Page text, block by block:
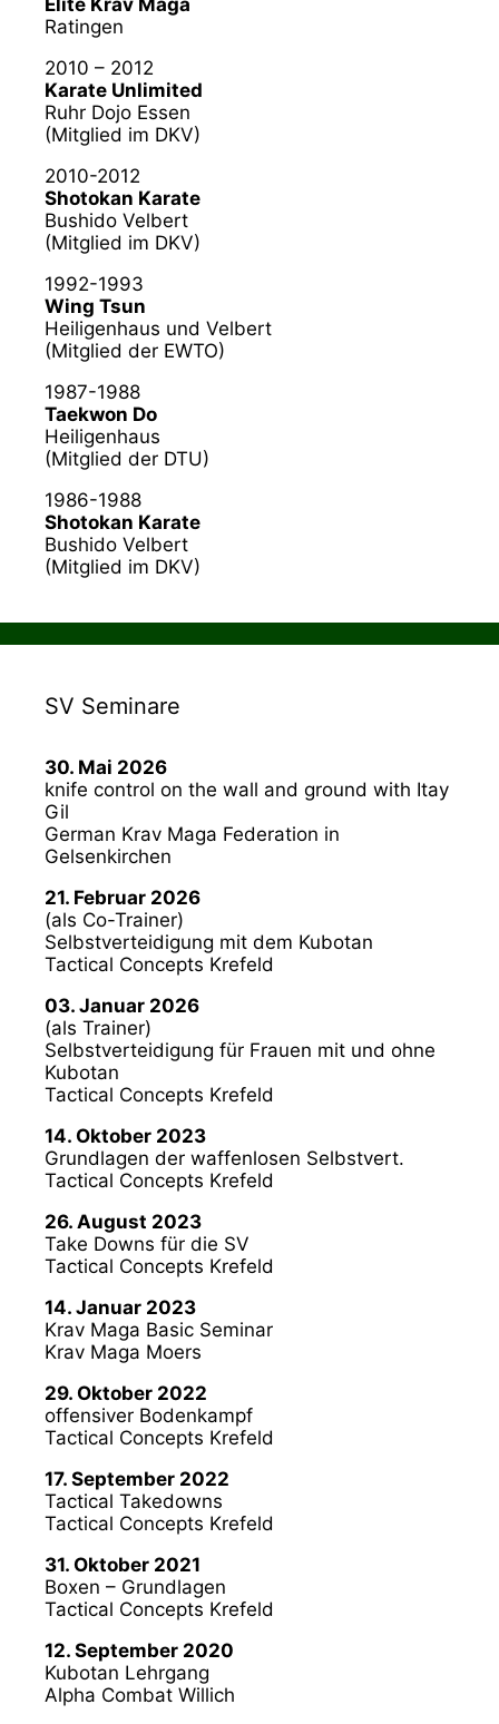
Elite Krav Maga
Ratingen
2010 – 2012
Karate Unlimited
Ruhr Dojo Essen
(Mitglied im DKV)
2010-2012
Shotokan Karate
Bushido Velbert
(Mitglied im DKV)
1992-1993
Wing Tsun
Heiligenhaus und Velbert
(Mitglied der EWTO)
1987-1988
Taekwon Do
Heiligenhaus
(Mitglied der DTU)
1986-1988
Shotokan Karate
Bushido Velbert
(Mitglied im DKV)
SV Seminare
30. Mai 2026
knife control on the wall and ground with Itay
Gil
German Krav Maga Federation in
Gelsenkirchen
21. Februar 2026
(als Co-Trainer)
Selbstverteidigung mit dem Kubotan
Tactical Concepts Krefeld
03. Januar 2026
(als Trainer)
Selbstverteidigung für Frauen mit und ohne
Kubotan
Tactical Concepts Krefeld
14. Oktober 2023
Grundlagen der waffenlosen Selbstvert.
Tactical Concepts Krefeld
26. August 2023
Take Downs für die SV
Tactical Concepts Krefeld
14. Januar 2023
Krav Maga Basic Seminar
Krav Maga Moers
29. Oktober 2022
offensiver Bodenkampf
Tactical Concepts Krefeld
17. September 2022
Tactical Takedowns
Tactical Concepts Krefeld
31. Oktober 2021
Boxen – Grundlagen
Tactical Concepts Krefeld
12. September 2020
Kubotan Lehrgang
Alpha Combat Willich